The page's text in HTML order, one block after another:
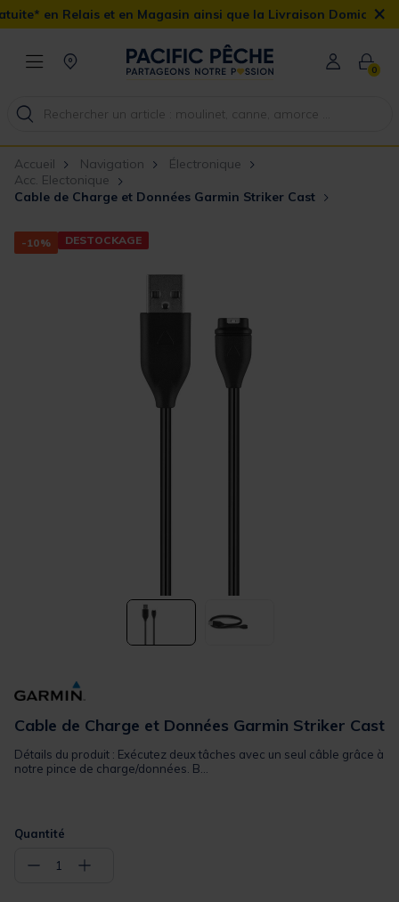
et en Magasin ainsi que la Livraison Domicile offerte dès 90€
×
0
Accueil Navigation
Électronique
Acc. Electonique
Cable de Charge et Données Garmin Striker Cast
-10% DESTOCKAGE
Cable de Charge et Données Garmin Striker Cast
Détails du produit : Exécutez deux tâches avec un seul câble grâce à
notre pince de charge/données. B...
Quantité
− 1 +